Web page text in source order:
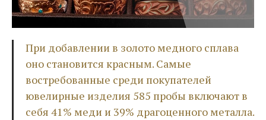
При добавлении в золото медного сплава
оно становится красным. Самые
востребованные среди покупателей
ювелирные изделия 585 пробы включают в
себя 41% меди и 39% драгоценного металла.